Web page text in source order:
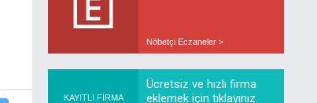
Nöbetçi Eczaneler >
KAYITLI FİRMA
Ücretsiz ve hızlı firma
eklemek için tıklayınız.